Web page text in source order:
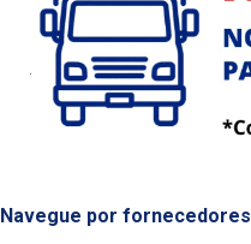
Navegue por fornecedores